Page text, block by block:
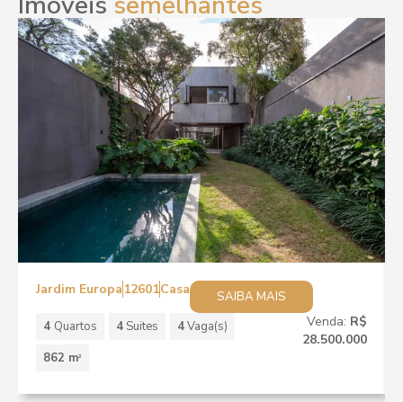
Jardim Europa 12601Casa
SAIBA MAIS
4 Quartos 4 Suites 4Vaga(s)
862 m2
Venda: R$
28.500.000